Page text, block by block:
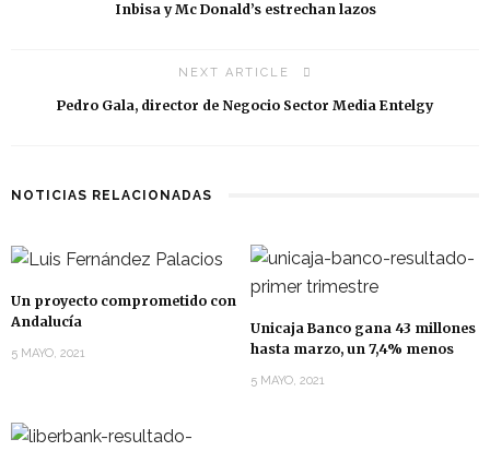
Inbisa y Mc Donald’s estrechan lazos
NEXT ARTICLE
Pedro Gala, director de Negocio Sector Media Entelgy
NOTICIAS RELACIONADAS
Un proyecto comprometido con
Andalucía
5 MAYO, 2021
Unicaja Banco gana 43 millones
hasta marzo, un 7,4% menos
5 MAYO, 2021